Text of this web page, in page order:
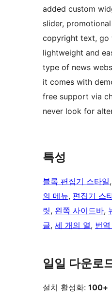
added custom
slider,
copyright text, go
lightweight and
type of news
it comes with
free support via
never look for
특성
블록 편집기 스타일,
의 메뉴, 편집기 스
릿, 왼쪽 사이드바,
글, 세 개의 열, 번
일일 다운로
설치 활성화: 100+